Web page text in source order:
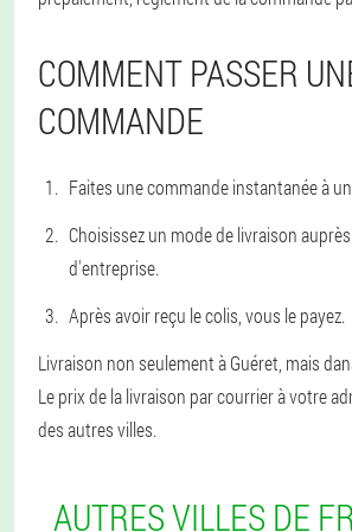
COMMENT PASSER
COMMANDE
Faites une commande instantanée à
Choisissez un mode de livraison
d'entreprise.
Après avoir reçu le colis, vous le payez.
Livraison non seulement à Guéret, mais
Le prix de la livraison par courrier à votre
des autres villes.
AUTRES VILLES DE